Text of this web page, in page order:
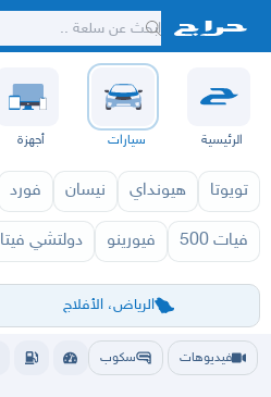
الرئيسية سيارات أجهزة
تويوتا هيونداي نيسان فورد
فيات 500 فيورينو دولتشي فيتا
الرياض، الأفلاج
الرياض جده حفر الباطن
فيديوهات سكوب